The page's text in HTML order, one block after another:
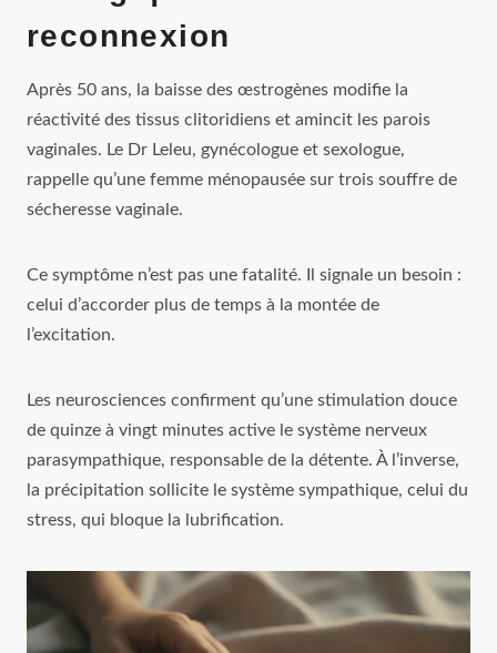
reconnexion
Après 50 ans, la baisse des œstrogènes modifie la
réactivité des tissus clitoridiens et amincit les parois
vaginales. Le Dr Leleu, gynécologue et sexologue,
rappelle qu’une femme ménopausée sur trois souffre de
sécheresse vaginale.
Ce symptôme n’est pas une fatalité. Il signale un besoin :
celui d’accorder plus de temps à la montée de
l’excitation.
Les neurosciences confirment qu’une stimulation douce
de quinze à vingt minutes active le système nerveux
parasympathique, responsable de la détente. À l’inverse,
la précipitation sollicite le système sympathique, celui du
stress, qui bloque la lubrification.